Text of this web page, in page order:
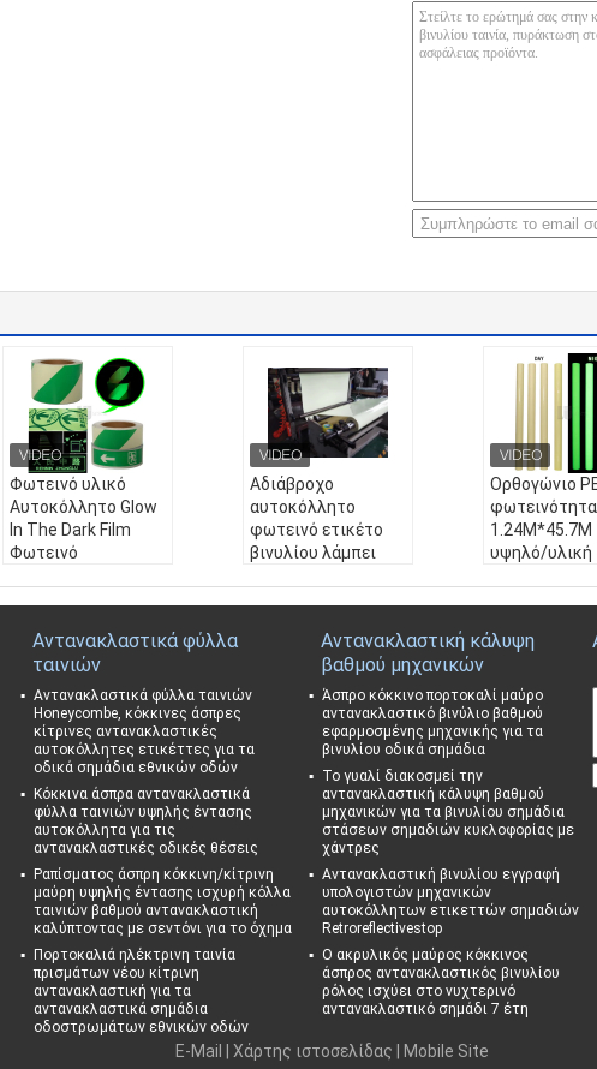
Φωτεινό υλικό
Αυτοκόλλητο Glow
In The Dark Film
Φωτεινό
πινακίδα
Ονομα:Φωτεινό υλ
ικό Αυτοκόλλητο Gl
ow In The Dark Film
Φωτεινό εκτυπώσι
μο βινύλιο για διακ
όσμηση και πινακί
Εφαρμογή:Εσωτερ
ική και εξωτερική
Συγκολλητικός:Π.
Σ.Α.
ΜΕΓΕΘΟΣ:1.22m*4
5.7m
Αδιάβροχο
αυτοκόλλητο
φωτεινό ετικέτο
βινυλίου λάμπει
Εφαρμογή:Εσωτερ
ική και εξωτερική
Συγκολλητικός:Π.
ΜΕΓΕΘΟΣ:1.22m*4
5.7m
Ορθογώνιο
1.24M*45.7M
υψηλό/υλική
Material:
And Outdoor
Adhesive:
Size:
Αντανακλαστικά φύλλα
ταινιών
Αντανακλαστικά φύλλα ταινιών
Honeycombe, κόκκινες άσπρες
κίτρινες αντανακλαστικές
αυτοκόλλητες ετικέττες για τα
οδικά σημάδια εθνικών οδών
Κόκκινα άσπρα αντανακλαστικά
φύλλα ταινιών υψηλής έντασης
αυτοκόλλητα για τις
αντανακλαστικές οδικές θέσεις
Ραπίσματος άσπρη κόκκινη/κίτρινη
μαύρη υψηλής έντασης ισχυρή κόλλα
ταινιών βαθμού αντανακλαστική
καλύπτοντας με σεντόνι για το όχημα
Πορτοκαλιά ηλέκτρινη ταινία
πρισμάτων νέου κίτρινη
αντανακλαστική για τα
αντανακλαστικά σημάδια
οδοστρωμάτων εθνικών οδών
Αντανακλαστική κάλυψη
βαθμού μηχανικών
Άσπρο κόκκινο πορτοκαλί μαύρο
αντανακλαστικό βινύλιο βαθμού
εφαρμοσμένης μηχανικής για τα
βινυλίου οδικά σημάδια
Το γυαλί διακοσμεί την
αντανακλαστική κάλυψη βαθμού
μηχανικών για τα βινυλίου σημάδια
στάσεων σημαδιών κυκλοφορίας με
χάντρες
Αντανακλαστική βινυλίου εγγραφή
υπολογιστών μηχανικών
αυτοκόλλητων ετικεττών σημαδιών
Retroreflectivestop
Ο ακρυλικός μαύρος κόκκινος
άσπρος αντανακλαστικός βινυλίου
ρόλος ισχύει στο νυχτερινό
αντανακλαστικό σημάδι 7 έτη
E-Mail Χάρτης ιστοσελίδας | Mobile Site